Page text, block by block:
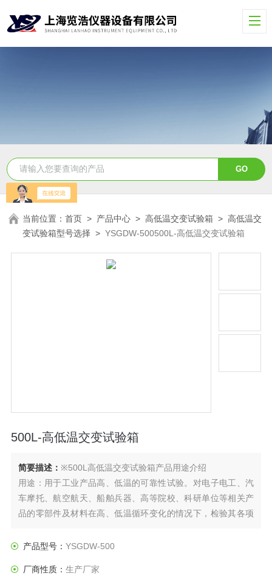
当前位置：首页 > 产品中心 >高低温交变试验箱 >高低温交
变试验箱型号选择 >YSGDW-500500L-高低温交变试验箱
500L-高低温交变试验箱
简要描述： ※500L高低温交变试验箱产品用途介绍
用途：用于工业产品高、低温的可靠性试验。对电子电工、汽
车摩托、航空航天、船舶兵器、高等院校、科研单位等相关产
品的零部件及材料在高、低温循环变化的情况下，检验其各项
产品型号： YSGDW-500
厂商性质： 生产厂家